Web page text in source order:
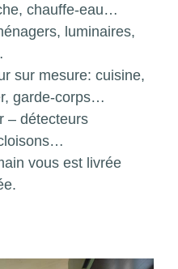
chauffe-eau…
luminaires,
sur mesure: cuisine,
garde-corps…
– détecteurs
vous est livrée